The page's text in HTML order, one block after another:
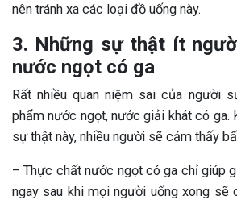
nên tránh xa các loại đồ uống này.
3. Những sự thật ít
nước ngọt có ga
Rất nhiều quan niệm sai của người
phẩm nước ngọt, nước giải khát có ga.
sự thật này, nhiều người sẽ cảm thấy
– Thực chất nước ngọt có ga chỉ giúp
ngay sau khi mọi người uống xong sẽ